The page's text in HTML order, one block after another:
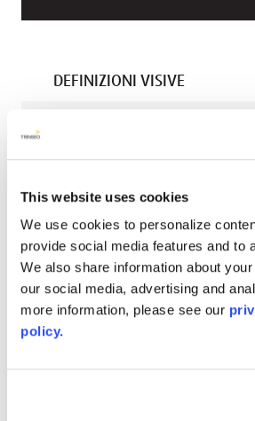
This website uses cookies
We use cookies to personalize
provide social media features and to
We also share information about
our social media, advertising and
more information, please see our
policy.
DEFINIZIONI VISIVE
Black
Aesthetic/pattern
Opaco
Gamma Di Colori
Warm-Neutral